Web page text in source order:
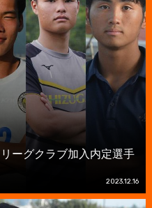
ーグクラブ加入内定選手
2023.12.16